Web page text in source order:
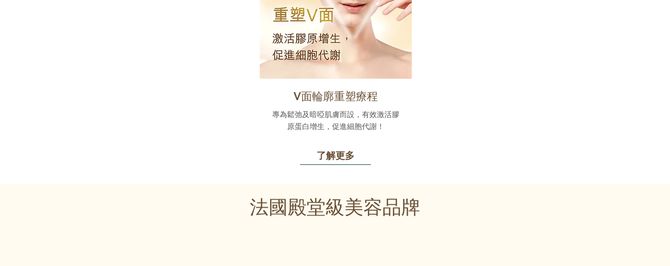
V面輪廓重塑療程
專為鬆弛及暗啞肌膚而設，有效激活膠
原蛋白增生，促進細胞代謝！
了解更多
法國殿堂級美容品牌